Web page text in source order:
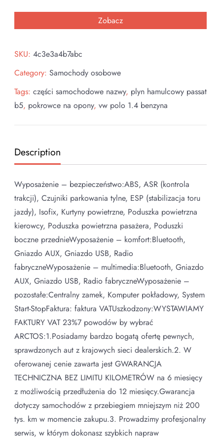
Zobacz
SKU: 4c3e3a4b7abc
Category: Samochody osobowe
Tags: części samochodowe nazwy, plyn hamulcowy passat
b5, pokrowce na opony, vw polo 1.4 benzyna
Description
Wyposażenie – bezpieczeństwo:ABS, ASR (kontrola
trakcji), Czujniki parkowania tylne, ESP (stabilizacja toru
jazdy), Isofix, Kurtyny powietrzne, Poduszka powietrzna
kierowcy, Poduszka powietrzna pasażera, Poduszki
boczne przednieWyposażenie – komfort:Bluetooth,
Gniazdo AUX, Gniazdo USB, Radio
fabryczneWyposażenie – multimedia:Bluetooth, Gniazdo
AUX, Gniazdo USB, Radio fabryczneWyposażenie –
pozostałe:Centralny zamek, Komputer pokładowy, System
Start-StopFaktura: faktura VATUszkodzony:WYSTAWIAMY
FAKTURY VAT 23%7 powodów by wybrać
ARCTOS:1.Posiadamy bardzo bogatą ofertę pewnych,
sprawdzonych aut z krajowych sieci dealerskich.2. W
oferowanej cenie zawarta jest GWARANCJA
TECHNICZNA BEZ LIMITU KILOMETRÓW na 6 miesięcy
z możliwością przedłużenia do 12 miesięcy.Gwarancja
dotyczy samochodów z przebiegiem mniejszym niż 200
tys. km w momencie zakupu.3. Prowadzimy profesjonalny
serwis, w którym dokonasz szybkich napraw